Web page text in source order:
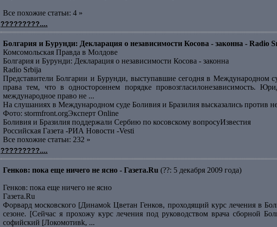
Все похожие статьи: 4 »
?????????....
Болгария и Бурунди: Декларация о независимости Косова - законна - Radio
Комсомольская Правда в Молдове
Болгария и Бурунди: Декларация о независимости Косова - законна
Radio Srbija
Представители Болгарии и Бурунди, выступавшие сегодня в Международном
права тем, что в одностороннем порядке провозгласилонезависимость.
международное право не ...
На слушаниях в Международном суде Боливия и Бразилия высказались
Фото: stormfront.orgЭксперт Online
Боливия и Бразилия поддержали Сербию по косовскому вопросуИзвестия
Российская Газета -РИА Новости -Vesti
Все похожие статьи: 232 »
?????????....
Генков: пока еще ничего не ясно - Газета.Ru (??: 5 декабря 2009 года)
Генков: пока еще ничего не ясно
Газета.Ru
Форвард московского [Динамоk Цветан Генков, проходящий курс лечения в
сезоне. [Сейчас я прохожу курс лечения под руководством врача сборной
софийский [Локомотивk, ...